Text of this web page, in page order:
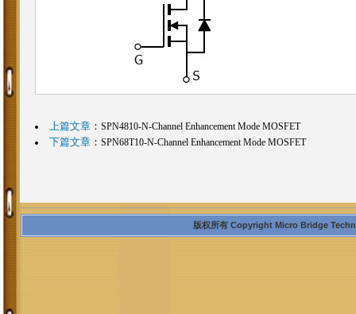
上篇文章： SPN4810-N-Channel Enhancement Mode MOSFET
下篇文章： SPN68T10-N-Channel Enhancement Mode MOSFET
版权所有 Copyright Micro Bridge